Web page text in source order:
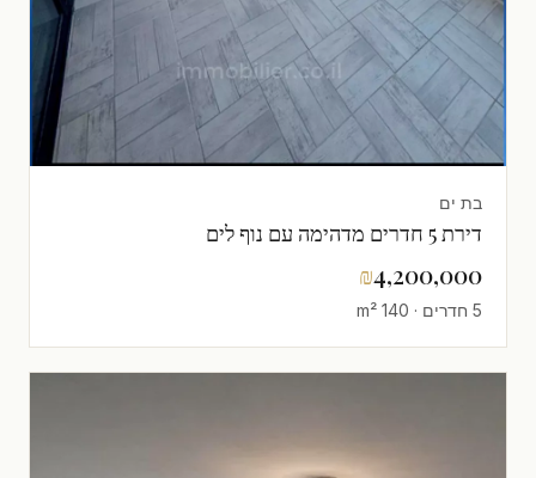
בת ים
דירת 5 חדרים מדהימה עם נוף לים
₪4,200,000
5 חדרים · 140 m²